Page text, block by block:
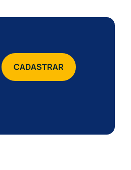
CADASTRAR